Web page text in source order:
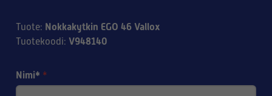
Tuote: Nokkakytkin EGO 46 Vallox
Tuotekoodi: V948140
Nimi* *